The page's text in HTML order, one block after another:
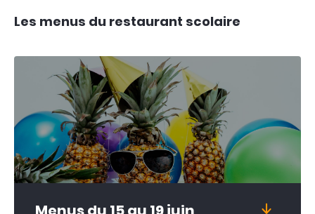
Les menus du restaurant scolaire